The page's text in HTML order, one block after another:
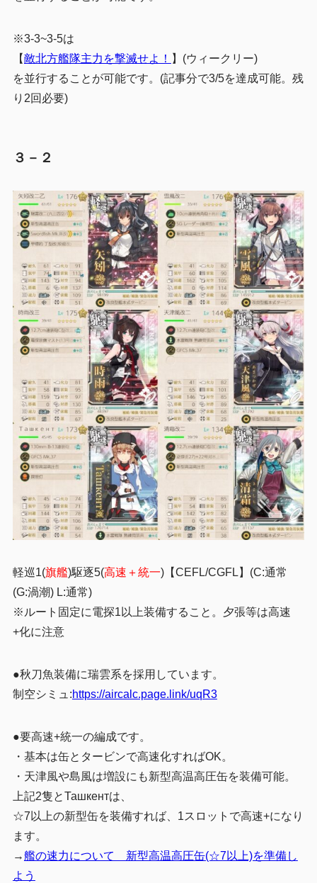
※3-3~3-5は
【敵北方艦隊主力を撃滅せよ！ 】(ウィークリー)
を並行することが可能です。(記事分で3/5を達成可能。残
り2回必要)
３－２
軽巡1(旗艦)駆逐5(高速＋統一)【CEFL/CGFL】(C:通常
(G:渦潮) L:通常)
※ルート固定に電探1以上装備すること。夕張等は高速
+化に注意
●秋刀魚装備に瑞雲系を採用しています。
制空シミュ:https://aircalc.page.link/uqR3
●要高速+統一の編成です。
・基本は缶とタービンで高速化すればOK。
・天津風や島風は増設にも新型高温高圧缶を装備可能。
上記2隻とТашкентは、
☆7以上の新型缶を装備すれば、1スロットで高速+になり
ます。
→艦の速力について 新型高温高圧缶(☆7以上)を準備し
よう